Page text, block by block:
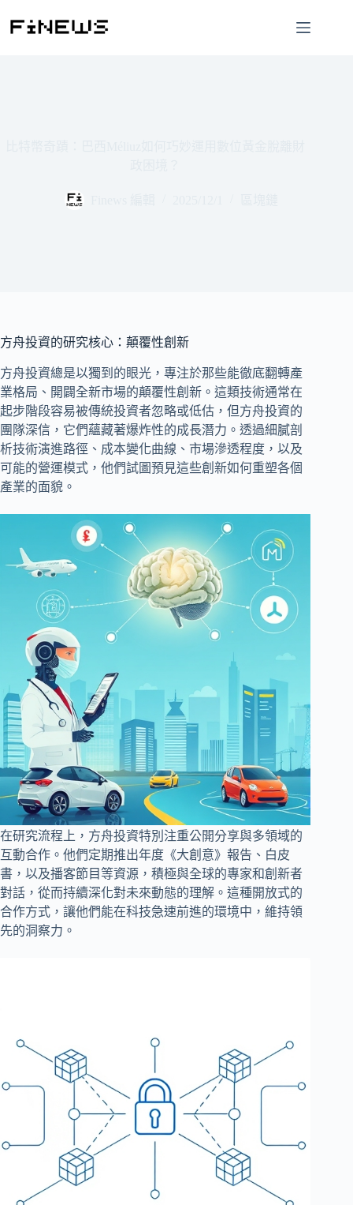
方舟投資的研究核心：顛覆性創新
方舟投資總是以獨到的眼光，專注於那些能徹底翻轉產
業格局、開闢全新市場的顛覆性創新。這類技術通常在
起步階段容易被傳統投資者忽略或低估，但方舟投資的
團隊深信，它們蘊藏著爆炸性的成長潛力。透過細膩剖
析技術演進路徑、成本變化曲線、市場滲透程度，以及
可能的營運模式，他們試圖預見這些創新如何重塑各個
產業的面貌。
在研究流程上，方舟投資特別注重公開分享與多領域的
互動合作。他們定期推出年度《大創意》報告、白皮
書，以及播客節目等資源，積極與全球的專家和創新者
對話，從而持續深化對未來動態的理解。這種開放式的
合作方式，讓他們能在科技急速前進的環境中，維持領
先的洞察力。